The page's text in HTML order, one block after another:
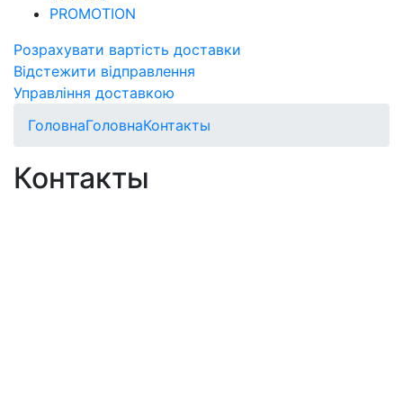
PROMOTION
Розрахувати вартість доставки
Відстежити відправлення
Управління доставкою
ГоловнаГоловнаКонтакты
Контакты